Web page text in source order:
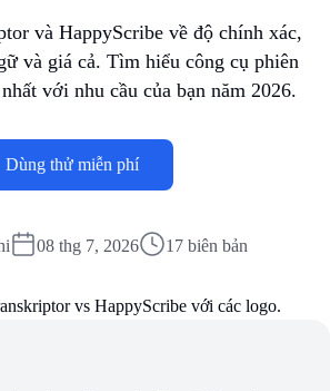
và HappyScribe về độ chính xác,
và giá cả. Tìm hiểu công cụ phiên
với nhu cầu của bạn năm 2026.
Dùng thử miễn phí
08 thg 7, 2026 17 biên bản